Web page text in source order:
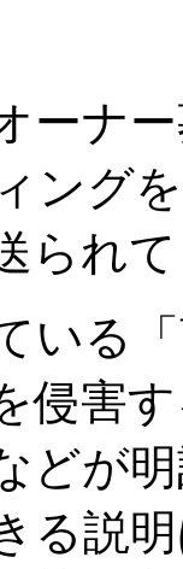
ーナ
ング
られ
いる
侵害
どが
る説